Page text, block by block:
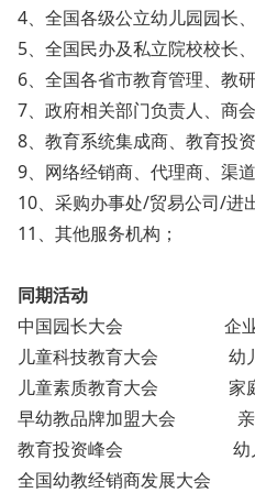
4、全国各级公立幼儿园园长
5、全国民办及私立院校校长
6、全国各省市教育管理、教研
7、政府相关部门负责人、商
8、教育系统集成商、教育投
9、网络经销商、代理商、渠
10、采购办事处/贸易公司/进
11、其他服务机构；
同期活动
中国园长大会 企业项
儿童科技教育大会 幼儿
儿童素质教育大会 家庭
早幼教品牌加盟大会 亲
教育投资峰会 幼儿
全国幼教经销商发展大会